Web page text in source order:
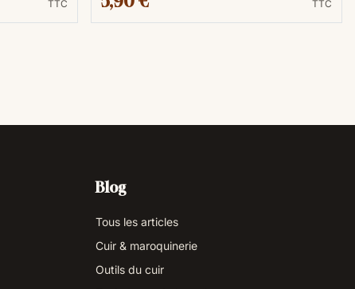
TTC TTC
Blog
Tous les articles
Cuir & maroquinerie
Outils du cuir